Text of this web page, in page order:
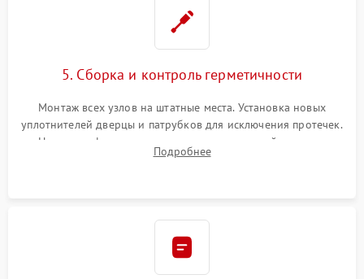
5. Сборка и контроль герметичности
Монтаж всех узлов на штатные места. Установка новых
уплотнителей дверцы и патрубков для исключения протечек.
Надежная фиксация хомутов гидравлической системы,
сборка корпуса и установка датчика поплавка.
Подробнее